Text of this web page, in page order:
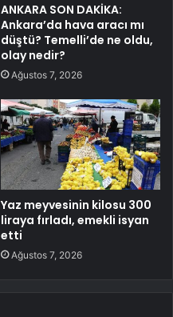
ANKARA SON DAKİKA:
Ankara’da hava aracı mı
düştü? Temelli’de ne oldu,
olay nedir?
Ağustos 7, 2026
Yaz meyvesinin kilosu 300
liraya fırladı, emekli isyan
etti
Ağustos 7, 2026